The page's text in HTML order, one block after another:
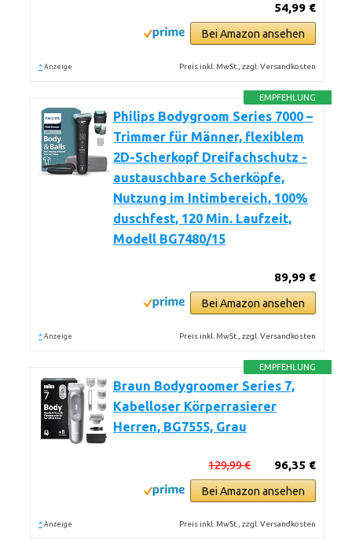
54,99 €
Bei Amazon ansehen
* Anzeige Preis inkl. MwSt., zzgl. Versandkosten
EMPFEHLUNG
Philips Bodygroom Series 7000 –
Trimmer für Männer, flexiblem
2D-Scherkopf Dreifachschutz -
austauschbare Scherköpfe,
Nutzung im Intimbereich, 100%
duschfest, 120 Min. Laufzeit,
Modell BG7480/15
89,99 €
Bei Amazon ansehen
* Anzeige Preis inkl. MwSt., zzgl. Versandkosten
EMPFEHLUNG
Braun Bodygroomer Series 7,
Kabelloser Körperrasierer
Herren, BG7555, Grau
96,35 €
129,99 €
Bei Amazon ansehen
* Anzeige Preis inkl. MwSt., zzgl. Versandkosten